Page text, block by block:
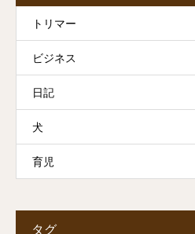
トリマー
ビジネス
日記
犬
育児
タグ